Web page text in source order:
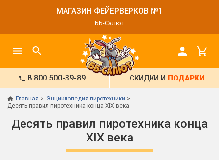
МАГАЗИН ФЕЙЕРВЕРКОВ №1
ББ-Салют
8 800 500-39-89 СКИДКИ И ПОДАРКИ
Главная
Энциклопедия пиротехники
Десять правил пиротехника конца XIX века
Десять правил пиротехника конца
XIX века